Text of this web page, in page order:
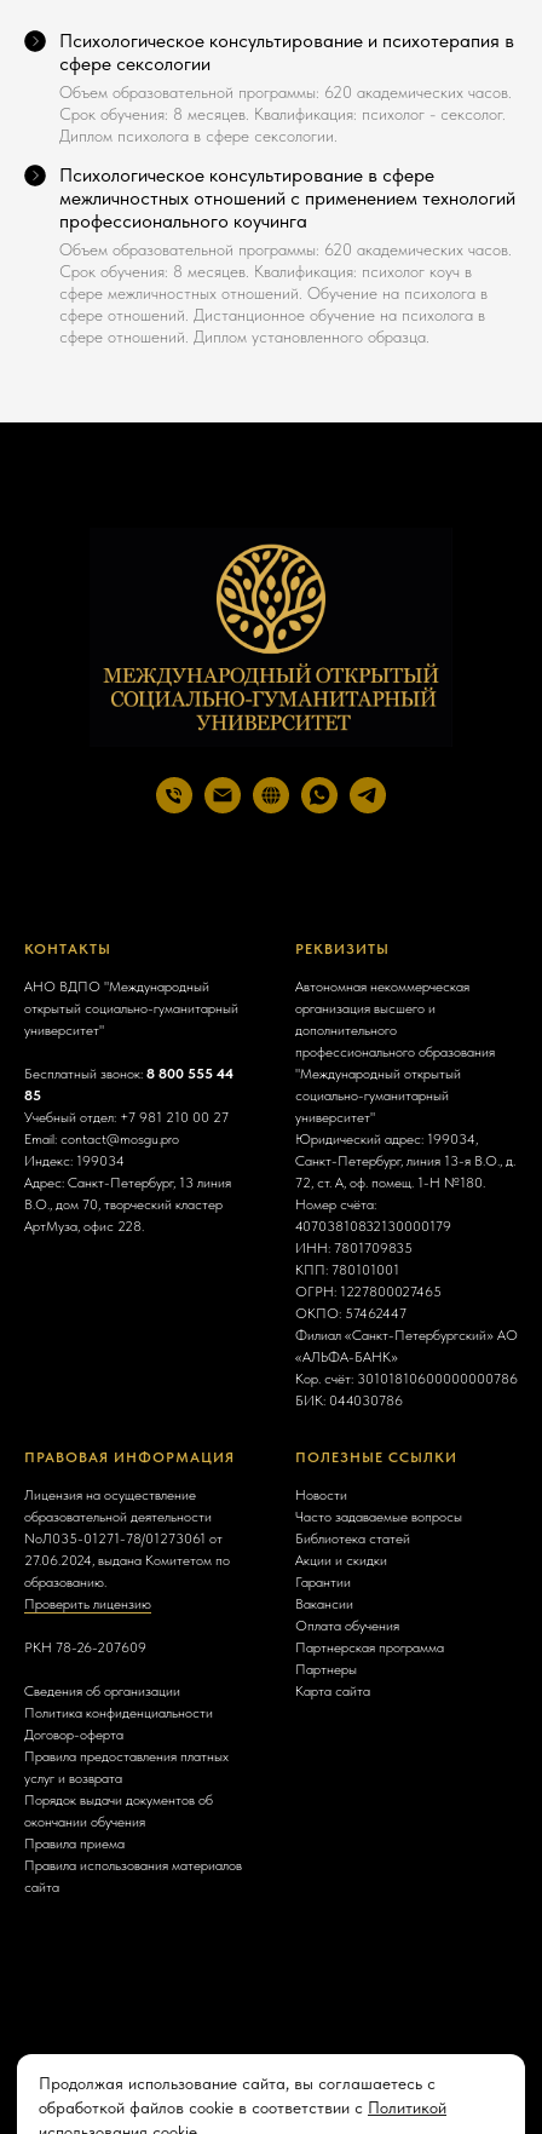
Продолжая использование сайта, вы соглашаетесь с
обработкой файлов cookie в соответствии с Политикой
Психологическое консультирование и психотерапия в
сфере сексологии
Объем образовательной программы: 620 академических часов.
Срок обучения: 8 месяцев. Квалификация: психолог - сексолог.
Диплом психолога в сфере сексологии.
Психологическое консультирование в сфере
межличностных отношений с применением технологий
профессионального коучинга
Объем образовательной программы: 620 академических часов.
Срок обучения: 8 месяцев. Квалификация: психолог коуч в
сфере межличностных отношений. Обучение на психолога в
сфере отношений. Дистанционное обучение на психолога в
сфере отношений. Диплом установленного образца.
КОНТАКТЫ
АНО ВДПО "Международный
открытый социально-гуманитарный
университет"
Бесплатный звонок: 8 800 555 44
85
Учебный отдел: +7 981 210 00 27
Email: contact@mosgu.pro
Индекс: 199034
Адрес: Санкт-Петербург, 13 линия
В.О., дом 70, творческий кластер
АртМуза, офис 228.
РЕКВИЗИТЫ
Автономная некоммерческая
организация высшего и
дополнительного
профессионального образования
"Международный открытый
социально-гуманитарный
университет"
Юридический адрес: 199034,
Санкт-Петербург, линия 13-я В.О., д.
72, ст. А, оф. помещ. 1-Н №180.
Номер счёта:
40703810832130000179
ИНН: 7801709835
КПП: 780101001
ОГРН: 1227800027465
ОКПО: 57462447
Филиал «Санкт-Петербургский» АО
«АЛЬФА-БАНК»
Кор. счёт: 30101810600000000786
БИК: 044030786
ПРАВОВАЯ ИНФОРМАЦИЯ
Лицензия на осуществление
образовательной деятельности
NoЛ035-01271-78/01273061 от
27.06.2024, выдана Комитетом по
образованию.
Проверить лицензию
РКН 78-26-207609
Сведения об организации
Политика конфиденциальности
Договор-оферта
Правила предоставления платных
услуг и возврата
Порядок выдачи документов об
окончании обучения
Правила приема
Правила использования материалов
сайта
ПОЛЕЗНЫЕ ССЫЛКИ
Новости
Часто задаваемые вопросы
Библиотека статей
Акции и скидки
Гарантии
Вакансии
Оплата обучения
Партнерская программа
Партнеры
Карта сайта
© АНО ВДПО МОСГУ 2022-2026г.